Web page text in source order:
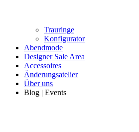
Trauringe
Konfigurator
Abendmode
Designer Sale Area
Accessoires
Änderungsatelier
Über uns
Blog | Events